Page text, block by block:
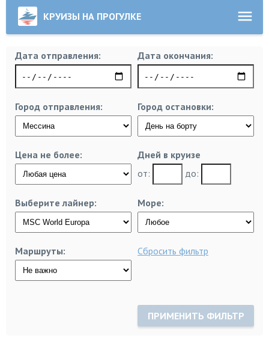
КРУИЗЫ НА ПРОГУЛКЕ
Дата отправления: Дата окончания:
Город отправления: Город остановки:
Цена не более:
Дней в круизе
от:
до:
Выберите лайнер: Море:
Маршруты: Сбросить фильтр
ПРИМЕНИТЬ ФИЛЬТР